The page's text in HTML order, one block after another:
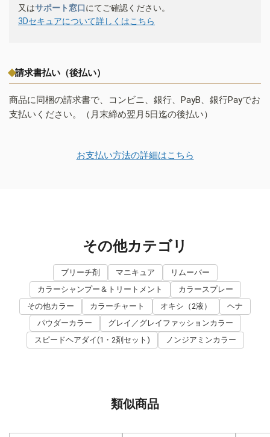
又はサポート窓口にてご確認ください。
3Dセキュアについて詳しくはこちら
請求書払い（後払い）
商品に同梱の請求書で、コンビニ、銀行、PayB、銀行Payでお
支払いください。（月末締め翌月5日迄の後払い）
お支払い方法の詳細はこちら
その他カテゴリ
ブリーチ剤 マニキュア
リムーバー
カラーシャンプー＆トリートメント
カラースプレー
その他カラー
カラーチャート オキシ（2液）
ヘナ
パウダーカラー
グレイ／グレイファッションカラー
スピードヘアダイ(1・2剤セット)
ノンジアミンカラー
類似商品